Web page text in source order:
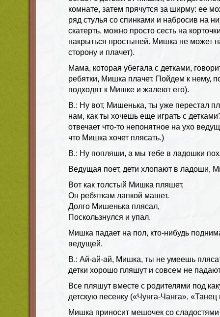
комнате, затем прячутся за ширму: ее
ряд стулья со спинками и набросив на
скатерть, можно просто сесть на
накрыться простыней. Мишка не может
сторону и плачет).
Мама, которая убегала с детками,
ребятки, Мишка плачет. Пойдем к нему,
подходят к Мишке и жалеют его).
В.: Ну вот, Мишенька, ты уже перестал
нам, как ты хочешь еще играть с
отвечает что-то непонятное на ухо
что Мишка хочет плясать.)
В.: Ну попляши, а мы тебе в ладошки
Ведущая поет, дети хлопают в ладоши,
Вот как толстый Мишка пляшет,
Он ребяткам лапкой машет.
Долго Мишенька плясал,
Поскользнулся и упал.
Мишка падает на пол, кто-нибудь
ведущей.
В.: Ай-ай-ай, Мишка, ты не умеешь
детки хорошо пляшут и совсем не
Все пляшут вместе с родителями под
детскую песенку («Чунга-Чанга», «Танец
Мишка приносит мешочек со сладостями